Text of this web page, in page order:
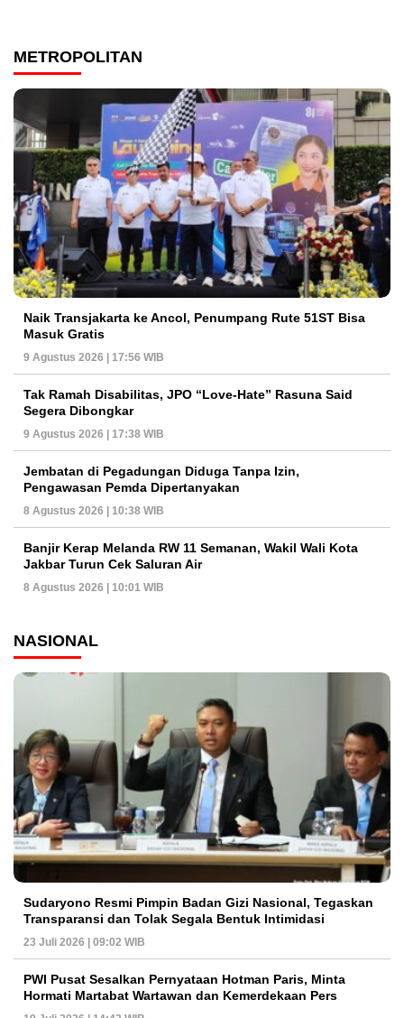
METROPOLITAN
Naik Transjakarta ke Ancol, Penumpang Rute 51ST Bisa
Masuk Gratis
9 Agustus 2026 | 17:56 WIB
Tak Ramah Disabilitas, JPO “Love-Hate” Rasuna Said
Segera Dibongkar
9 Agustus 2026 | 17:38 WIB
Jembatan di Pegadungan Diduga Tanpa Izin,
Pengawasan Pemda Dipertanyakan
8 Agustus 2026 | 10:38 WIB
Banjir Kerap Melanda RW 11 Semanan, Wakil Wali Kota
Jakbar Turun Cek Saluran Air
8 Agustus 2026 | 10:01 WIB
NASIONAL
Sudaryono Resmi Pimpin Badan Gizi Nasional, Tegaskan
Transparansi dan Tolak Segala Bentuk Intimidasi
23 Juli 2026 | 09:02 WIB
PWI Pusat Sesalkan Pernyataan Hotman Paris, Minta
Hormati Martabat Wartawan dan Kemerdekaan Pers